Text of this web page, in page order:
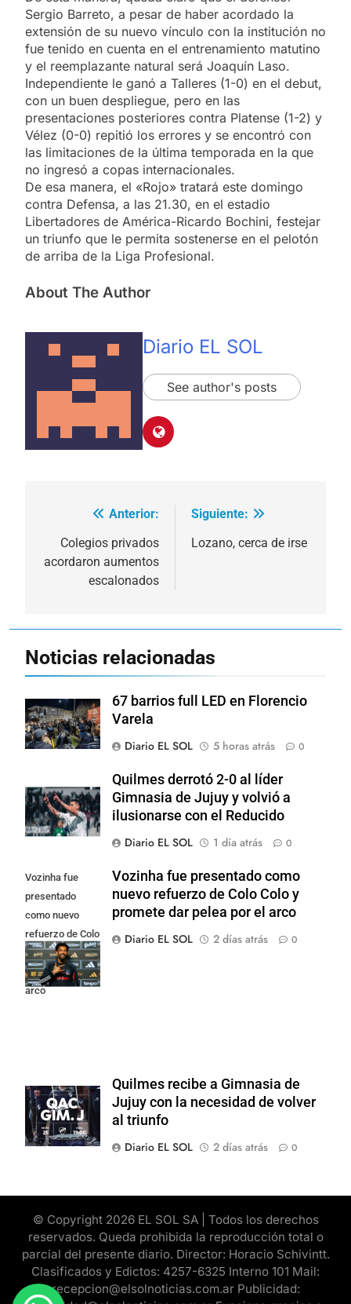
Sergio Barreto, a pesar de haber acordado la
extensión de su nuevo vínculo con la institución no
fue tenido en cuenta en el entrenamiento matutino
y el reemplazante natural será Joaquín Laso.
Independiente le ganó a Talleres (1-0) en el debut,
con un buen despliegue, pero en las
presentaciones posteriores contra Platense (1-2) y
Vélez (0-0) repitió los errores y se encontró con
las limitaciones de la última temporada en la que
no ingresó a copas internacionales.
De esa manera, el «Rojo» tratará este domingo
contra Defensa, a las 21.30, en el estadio
Libertadores de América-Ricardo Bochini, festejar
un triunfo que le permita sostenerse en el pelotón
de arriba de la Liga Profesional.
About The Author
Diario EL SOL
See author's posts
Navegación
entradas
Anterior:
Colegios privados
acordaron aumentos
escalonados
Siguiente:
Lozano, cerca de irse
Noticias relacionadas
67 barrios full LED en Florencio
Varela
Diario EL SOL
5 horas atrás 0
Quilmes derrotó 2-0 al líder
Gimnasia de Jujuy y volvió a
ilusionarse con el Reducido
Diario EL SOL
1 día atrás 0
Vozinha fue
presentado
como nuevo
refuerzo de Colo
Colo y promete
dar pelea por el
arco
Vozinha fue presentado como
nuevo refuerzo de Colo Colo y
promete dar pelea por el arco
Diario EL SOL
2 días atrás 0
Quilmes recibe a Gimnasia de
Jujuy con la necesidad de volver
al triunfo
Diario EL SOL
2 días atrás 0
© Copyright 2026 EL SOL SA | Todos los derechos
reservados. Queda prohibida la reproducción total o
parcial del presente diario. Director: Horacio Schivintt.
Clasificados y Edictos: 4257-6325 Interno 101 Mail:
recepcion@elsolnoticias.com.ar Publicidad: